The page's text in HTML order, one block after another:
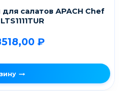
салатов APACH Chef
₽